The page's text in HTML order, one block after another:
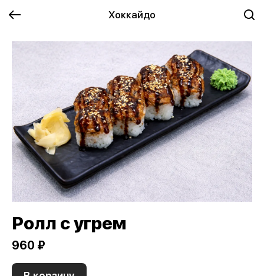
Хоккайдо
Ролл с угрем
960 ₽